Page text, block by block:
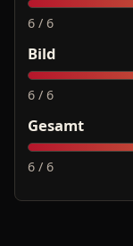
6 / 6
Bild
6 / 6
Gesamt
6 / 6